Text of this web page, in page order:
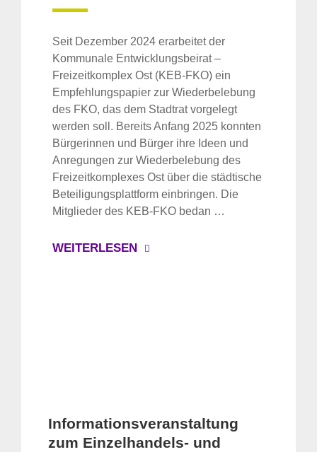
Seit Dezember 2024 erarbeitet der
Kommunale Entwicklungsbeirat –
Freizeitkomplex Ost (KEB-FKO) ein
Empfehlungspapier zur Wiederbelebung
des FKO, das dem Stadtrat vorgelegt
werden soll. Bereits Anfang 2025 konnten
Bürgerinnen und Bürger ihre Ideen und
Anregungen zur Wiederbelebung des
Freizeitkomplexes Ost über die städtische
Beteiligungsplattform einbringen. Die
Mitglieder des KEB-FKO bedan …
WEITERLESEN
Informationsveranstaltung
zum Einzelhandels- und